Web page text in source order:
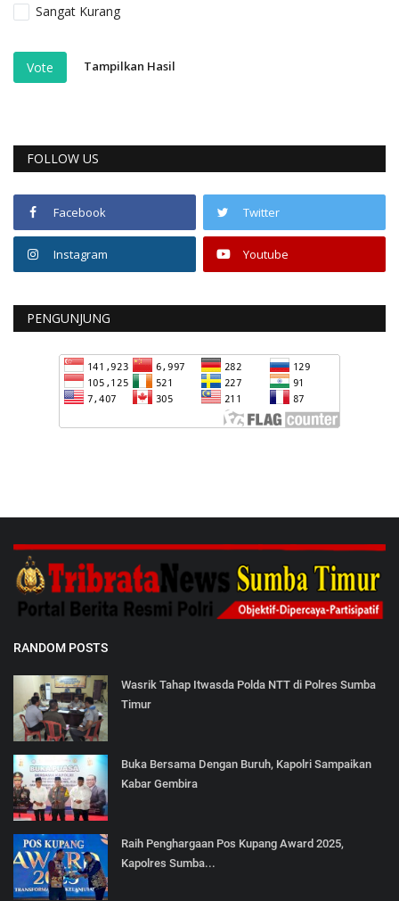
Sangat Kurang
Vote Tampilkan Hasil
FOLLOW US
Facebook Twitter
Instagram Youtube
PENGUNJUNG
RANDOM POSTS
Wasrik Tahap Itwasda Polda NTT di Polres Sumba
Timur
Buka Bersama Dengan Buruh, Kapolri Sampaikan
Kabar Gembira
Raih Penghargaan Pos Kupang Award 2025,
Kapolres Sumba...